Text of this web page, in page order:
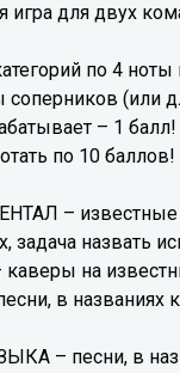
игра для двух
по 4
(или
– 1
по 10 баллов!
– известные
задача назвать
на
в названиях
– песни, в